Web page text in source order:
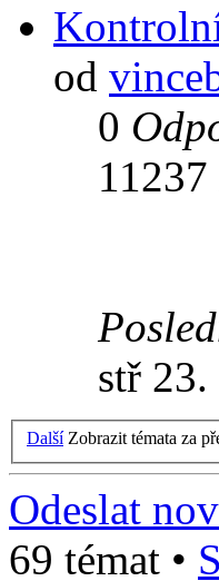
od
0
11237
stř
Další Zobrazit témata za
Odeslat
69 témat •